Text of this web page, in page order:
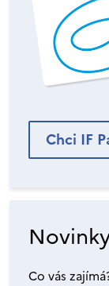
Chci IF
Co vás